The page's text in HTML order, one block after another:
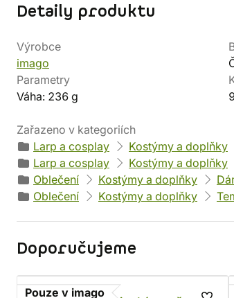
Detaily produktu
Výrobce
imago
Parametry
Váha: 236 g
Zařazeno v kategoriích
Larp a cosplay
Kostýmy a doplňky
Larp a cosplay
Kostýmy a doplňky
Oblečení
Kostýmy a doplňky
Oblečení
Kostýmy a doplňky
Doporučujeme
Pouze v imago